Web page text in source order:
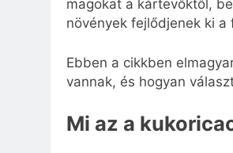
magokat a kártevőktől,
növények fejlődjenek ki a
Ebben a cikkben
vannak, és hogyan
Mi az a